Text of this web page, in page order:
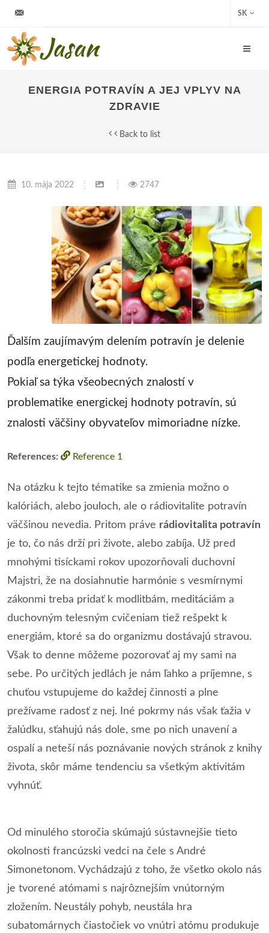
SK
ENERGIA POTRAVÍN A JEJ VPLYV NA
ZDRAVIE
Back to list
10. mája 2022 2747
Ďalším zaujímavým delením potravín je delenie
podľa energetickej hodnoty.
Pokiaľ sa týka všeobecných znalostí v
problematike energickej hodnoty potravín, sú
znalosti väčšiny obyvateľov mimoriadne nízke.
References: Reference 1
Na otázku k tejto tématike sa zmienia možno o
kalóriách, alebo jouloch, ale o rádiovitalite potravín
väčšinou nevedia. Pritom práve rádiovitalita potravín
je to, čo nás drží pri živote, alebo zabíja. Už pred
mnohými tisíckami rokov upozorňovali duchovní
Majstri, že na dosiahnutie harmónie s vesmírnymi
zákonmi treba pridať k modlitbám, meditáciám a
duchovným telesným cvičeniam tiež rešpekt k
energiám, ktoré sa do organizmu dostávajú stravou.
Však to denne môžeme pozorovať aj my sami na
sebe. Po určitých jedlách je nám ľahko a príjemne, s
chuťou vstupujeme do každej činnosti a plne
prežívame radosť z nej. Iné pokrmy nás však ťažia v
žalúdku, sťahujú nás dole, sme po nich unavení a
ospalí a neteší nás poznávanie nových stránok z knihy
života, skôr máme tendenciu sa všetkým aktivitám
vyhnúť.
Od minulého storočia skúmajú sústavnejšie tieto
okolnosti francúzski vedci na čele s André
Simonetonom. Vychádzajú z toho, že všetko okolo nás
je tvorené atómami s najrôznejším vnútorným
zložením. Neustály pohyb, neustála hra
subatomárnych čiastočiek vo vnútri atómu produkuje